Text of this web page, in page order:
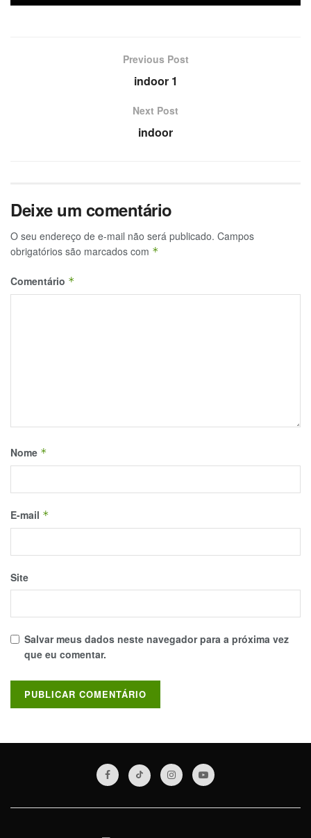
Previous Post
indoor 1
Next Post
indoor
Deixe um comentário
O seu endereço de e-mail não será publicado. Campos
obrigatórios são marcados com *
Comentário *
Nome *
E-mail *
Site
Salvar meus dados neste navegador para a próxima vez
que eu comentar.